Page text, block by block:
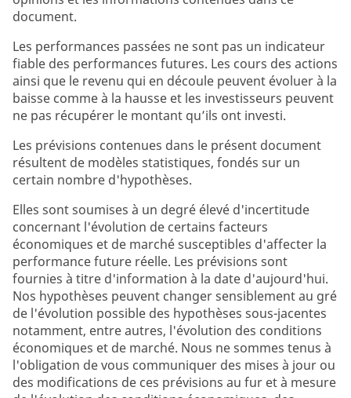
document.
Les performances passées ne sont pas un indicateur
fiable des performances futures. Les cours des actions
ainsi que le revenu qui en découle peuvent évoluer à la
baisse comme à la hausse et les investisseurs peuvent
ne pas récupérer le montant qu’ils ont investi.
Les prévisions contenues dans le présent document
résultent de modèles statistiques, fondés sur un
certain nombre d'hypothèses.
Elles sont soumises à un degré élevé d'incertitude
concernant l'évolution de certains facteurs
économiques et de marché susceptibles d'affecter la
performance future réelle. Les prévisions sont
fournies à titre d'information à la date d'aujourd'hui.
Nos hypothèses peuvent changer sensiblement au gré
de l'évolution possible des hypothèses sous-jacentes
notamment, entre autres, l'évolution des conditions
économiques et de marché. Nous ne sommes tenus à
l'obligation de vous communiquer des mises à jour ou
des modifications de ces prévisions au fur et à mesure